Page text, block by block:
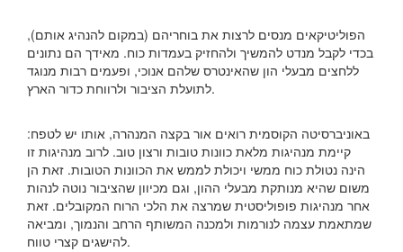
הפוליטיקאים מנסים לרצות את בוחריהם (במקום להנהיג אותם),
בכדי לקבל מנדט להמשיך ולהחזיק בעמדות כוח. מאידך הם נתונים
ללחצים מבעלי הון שהאינטרס שלהם אנוכי, ופעמים רבות מנוגד
לתועלת הציבור ולרווחת כדור הארץ.
באוניברסיטה הקוסמית רואים אור בקצה המנהרה, אותו יש לטפח:
קיימת מנהיגות מלאת כוונות טובות ורצון טוב. לרוב מנהיגות זו
הינה נטולת כוח ממשי ויכולת לממש את הכוונות הטובות. זאת הן
משום שהיא מנותקת מבעלי ההון, וגם מכיוון שהציבור נוטה לנהות
אחר מנהיגות פופוליסטית שמרצה את הלכי הרוח המקובלים. זאת
שמתאמת עצמה לנורמות ולמכנה המשותף הרחב והנמוך, ומביאה
להישגים קצרי טווח.